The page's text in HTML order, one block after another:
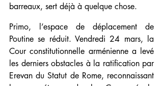
barreaux, sert déjà à quelque chose.
Primo, l’espace de déplacement de
Poutine se réduit. Vendredi 24 mars, la
Cour constitutionnelle arménienne a levé
les derniers obstacles à la ratification par
Erevan du Statut de Rome, reconnaissant